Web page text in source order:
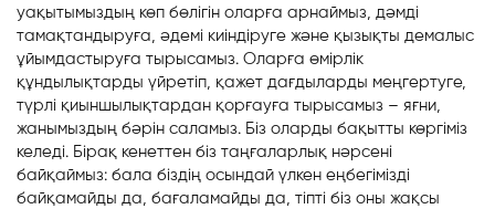
уақытымыздың көп бөлігін оларға арнаймыз, дәмді
тамақтандыруға, әдемі киіндіруге және қызықты демалыс
ұйымдастыруға тырысамыз. Оларға өмірлік
құндылықтарды үйретіп, қажет дағдыларды меңгертуге,
түрлі қиыншылықтардан қорғауға тырысамыз – яғни,
жанымыздың бәрін саламыз. Біз оларды бақытты көргіміз
келеді. Бірақ кенеттен біз таңғаларлық нәрсені
байқаймыз: бала біздің осындай үлкен еңбегімізді
байқамайды да, бағаламайды да, тіпті біз оны жақсы